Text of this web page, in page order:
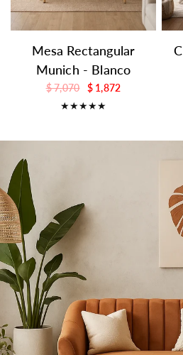
Mesa Rectangular
Munich - Blanco
$ 7,070 $ 1,872